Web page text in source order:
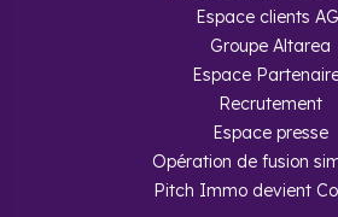
Espace clients
Groupe Altarea
Espace
Recrutement
Espace presse
Opération de fusion
Pitch Immo devient